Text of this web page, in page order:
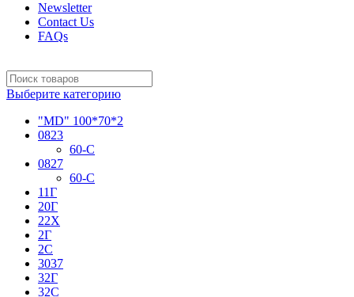
Newsletter
Contact Us
FAQs
Выберите категорию
"MD" 100*70*2
0823
60-C
0827
60-C
11Г
20Г
22Х
2Г
2С
3037
32Г
32С